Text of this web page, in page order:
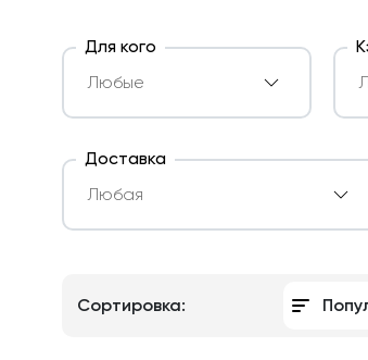
Для кого
Доставка
Сортировка: